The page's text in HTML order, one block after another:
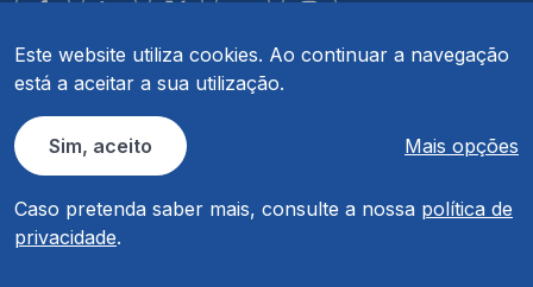
Este website utiliza cookies. Ao continuar a navegação
está a aceitar a sua utilização.
Sim, aceito Mais opções
Caso pretenda saber mais, consulte a nossa política de
privacidade.
© COMPETE 2030. Todos os direitos reservados.